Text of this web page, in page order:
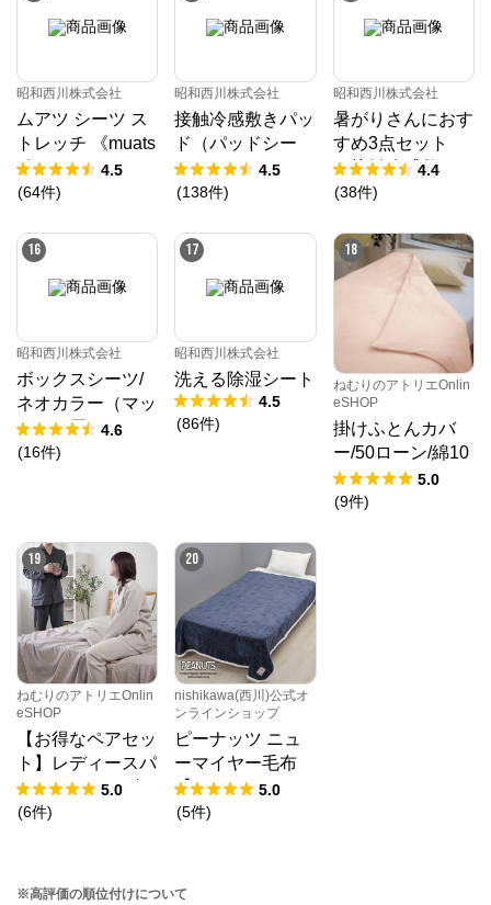
昭和西川株式会社
ムアツ シーツ ス
トレッチ 《muats
u》
4.5
(64件)
昭和西川株式会社
接触冷感敷きパッ
ド（パッドシー
ツ）
4.5
(138件)
昭和西川株式会社
暑がりさんにおす
すめ3点セット
（接触冷感敷きパ
ッド、接触冷感ケ
パッド）
4.4
(38件)
16
昭和西川株式会社
ボックスシーツ/
ネオカラー（マッ
トレス厚み23㎝
まで対応）
4.6
(16件)
17
昭和西川株式会社
洗える除湿シート
4.5
(86件)
18
ねむりのアトリエOnlin
eSHOP
掛けふとんカバ
ー/50ローン/綿10
0％
5.0
(9件)
19
ねむりのアトリエOnlin
eSHOP
【お得なペアセッ
ト】レディースパ
ジャマ・メンズパ
ジャマ/和晒し2重
5.0
(6件)
20
nishikawa(西川)公式オ
ンラインショップ
ピーナッツ ニュ
ーマイヤー毛布
【SNOOPY 2026
サマーキャンペー
5.0
(5件)
※高評価の順位付けについて